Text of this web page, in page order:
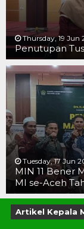
Thursday, 19 Jun
Penutupan
Tuesday, 17 Jun
MIN 11 Bener
MI se-Aceh
Artikel Kepala
19 JUN
19 JUN
16 JUN